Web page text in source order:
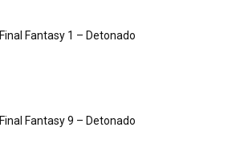
Final Fantasy 1 – Detonado
Final Fantasy 9 – Detonado